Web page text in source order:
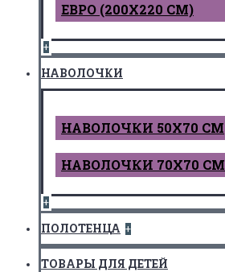
ЕВРО (200Х220 СМ)
+
НАВОЛОЧКИ
НАВОЛОЧКИ 50Х70 СМ
НАВОЛОЧКИ 70Х70 СМ
+
ПОЛОТЕНЦА +
ТОВАРЫ ДЛЯ ДЕТЕЙ